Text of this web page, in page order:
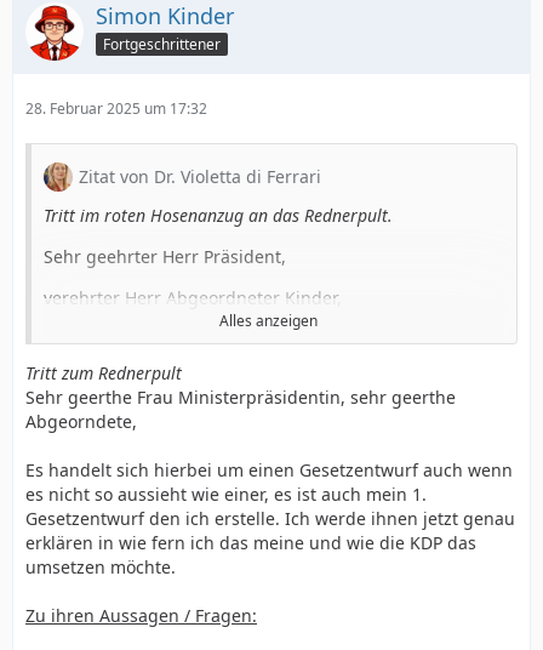
Simon Kinder
Fortgeschrittener
28. Februar 2025 um 17:32
Zitat von Dr. Violetta di Ferrari
Tritt im roten Hosenanzug an das Rednerpult.
Sehr geehrter Herr Präsident,
verehrter Herr Abgeordneter Kinder,
geschätzte Kolleginnen und Kollegen,
ich danke dem Kollegen Kinder und der KDP-Fraktion
für diese Initiative. Denn es erinnert uns alle daran, wie
fragil und desolat es teilweise um das deutsche
ist. Dass wir diese Themen daher nicht vergessen,
sondern präsent an Lösungen arbeiten, ist richtig und
wichtig.
Doch, Herr Kollege, Sie scheinen hier mit diesem Antrag
es nun ein Gesetzentwurf ist oder ein
Alles anzeigen
Tritt zum Rednerpult
Sehr geerthe Frau Ministerpräsidentin, sehr geerthe
Abgeorndete,
Es handelt sich hierbei um einen Gesetzentwurf auch wenn
es nicht so aussieht wie einer, es ist auch mein 1.
Gesetzentwurf den ich erstelle. Ich werde ihnen jetzt genau
erklären in wie fern ich das meine und wie die KDP das
umsetzen möchte.
Zu ihren Aussagen / Fragen: